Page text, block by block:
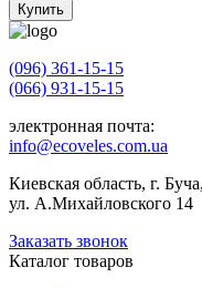
Купить
(096) 361-15-15
(066) 931-15-15
электронная почта:
info@ecoveles.com.ua
Киевская область, г. Буча,
ул. А.Михайловского 14
Заказать звонок
Каталог товаров